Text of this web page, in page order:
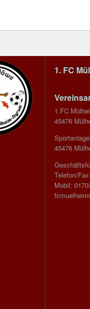
1. FC
1.FC
45476
45476
Telefon/
Mobil: